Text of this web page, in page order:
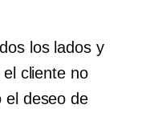
los lados y
cliente no
el deseo de